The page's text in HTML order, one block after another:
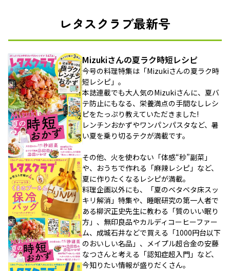
レタスクラブ最新号
Mizukiさんの夏ラク時短レシピ
今号の料理特集は「Mizukiさんの夏ラク時
短レシピ」。
本誌連載でも大人気のMizukiさんに、夏バ
テ防止にもなる、栄養満点の手間なしレシ
ピをたっぷり教えていただきました!
レンチンおかずやワンパンパスタなど、暑
い夏を乗り切るテクが満載です。
その他、火を使わない「体感“秒”副菜」
や、おうちで作れる「麻辣レシピ」など、
夏に作りたくなるレシピが満載。
料理企画以外にも、「夏のベタベタ床スッ
キリ解消」特集や、睡眠研究の第一人者で
ある柳沢正史先生に教わる「質のいい眠り
方」、無印良品やカルディコーヒーファー
ム、成城石井などで買える「1000円台以下
のおいしい名品」、メイプル超合金の安藤
なつさんと考える「認知症超入門」など、
今知りたい情報が盛りだくさん。